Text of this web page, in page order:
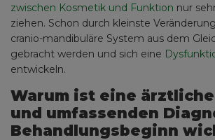
zwischen Kosmetik und Funktion nur
ziehen. Schon durch kleinste
cranio-mandibuläre System aus dem
gebracht werden und sich eine
entwickeln.
Warum ist eine
und umfassenden
Behandlungsbeginn